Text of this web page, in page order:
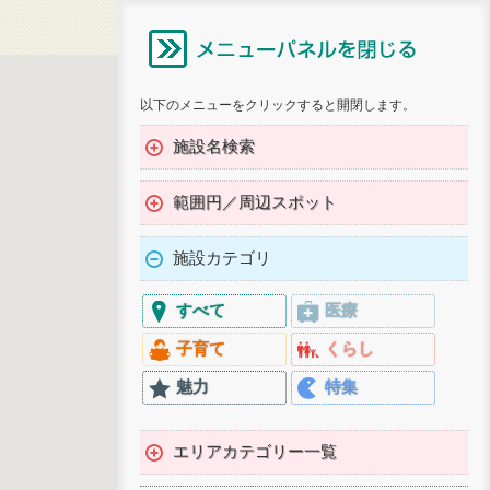
以下のメニューをクリックすると開閉します。
施設名検索
範囲円／周辺スポット
施設カテゴリ
すべて 医療
子育て くらし
魅力 特集
エリアカテゴリー一覧